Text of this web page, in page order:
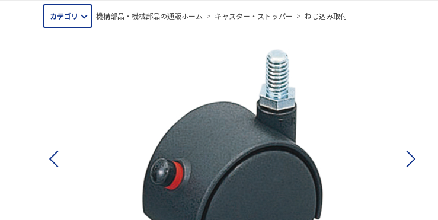
カテゴリ 機構部品・機械部品の通販ホーム > キャスター・ストッパー > ねじ込み取付